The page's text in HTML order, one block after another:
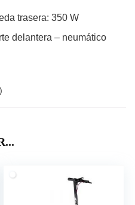
trasera: 350 W
delantera – neumático